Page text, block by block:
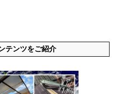
テンツをご紹介